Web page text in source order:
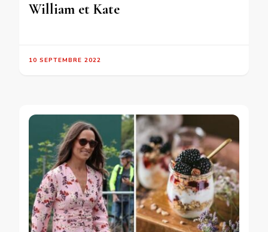
William et Kate
10 SEPTEMBRE 2022